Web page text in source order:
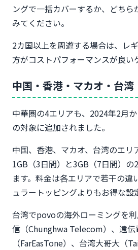
ングで一括カバーするか、どちら
みてください。
2カ国以上を周遊する場合は、レ
方がコストパフォーマンスが良い
中国・香港・マカオ・台
中華圏の4エリアも、2024年2月
の対象に追加されました。
中国、香港、マカオ、台湾のエリ
1GB（3日間）と3GB（7日間）
ます。料金は各エリアで若干の違
ュラートッピングよりもお得な設
台湾でpovoの海外ローミングを
信（Chunghwa Telecom）、遠伝
（FarEasTone）、台湾大哥大（